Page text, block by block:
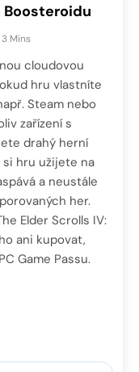
3 Mins
cloudovou
hru vlastníte
Steam nebo
zařízení s
drahý herní
hru užijete na
a neustále
her.
Elder Scrolls IV:
ani kupovat,
Game Passu.